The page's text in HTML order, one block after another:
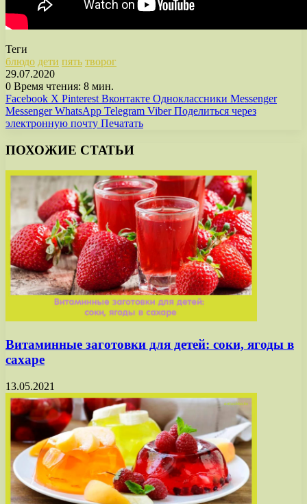
Теги
блюдо дети пять творог
29.07.2020
0 Время чтения: 8 мин.
Facebook X Pinterest Вконтакте Одноклассники Messenger
Messenger WhatsApp Telegram Viber Поделиться через
электронную почту Печатать
ПОХОЖИЕ СТАТЬИ
Витаминные заготовки для детей: соки, ягоды в
сахаре
13.05.2021